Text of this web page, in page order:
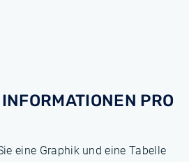
PRO
eine Graphik und eine Tabelle